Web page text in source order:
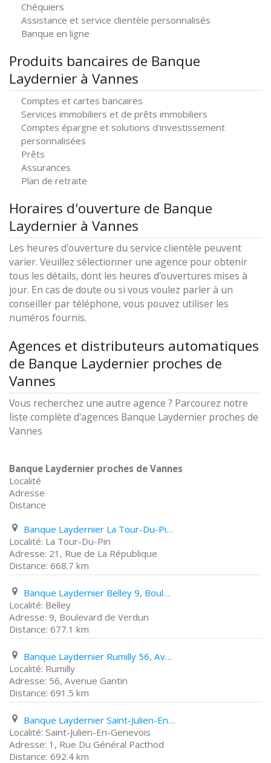
Chéquiers
Assistance et service clientèle personnalisés
Banque en ligne
Produits bancaires de Banque
Laydernier à Vannes
Comptes et cartes bancaires
Services immobiliers et de prêts immobiliers
Comptes épargne et solutions d'investissement
personnalisées
Prêts
Assurances
Plan de retraite
Horaires d'ouverture de Banque
Laydernier à Vannes
Les heures d'ouverture du service clientèle peuvent
varier. Veuillez sélectionner une agence pour obtenir
tous les détails, dont les heures d'ouvertures mises à
jour. En cas de doute ou si vous voulez parler à un
conseiller par téléphone, vous pouvez utiliser les
numéros fournis.
Agences et distributeurs automatiques
de Banque Laydernier proches de
Vannes
Vous recherchez une autre agence ? Parcourez notre
liste complète d'agences Banque Laydernier proches de
Vannes
Banque Laydernier proches de Vannes
Localité
Adresse
Distance
Banque Laydernier La Tour-Du-Pin 21, Rue de La République
La Tour-Du-Pin
21, Rue de La République
668.7 km
Banque Laydernier Belley 9, Boulevard de Verdun
Belley
9, Boulevard de Verdun
677.1 km
Banque Laydernier Rumilly 56, Avenue Gantin
Rumilly
56, Avenue Gantin
691.5 km
Banque Laydernier Saint-Julien-En-Genevois 1, Rue Du Général Pacthod
Saint-Julien-En-Genevois
1, Rue Du Général Pacthod
692.4 km